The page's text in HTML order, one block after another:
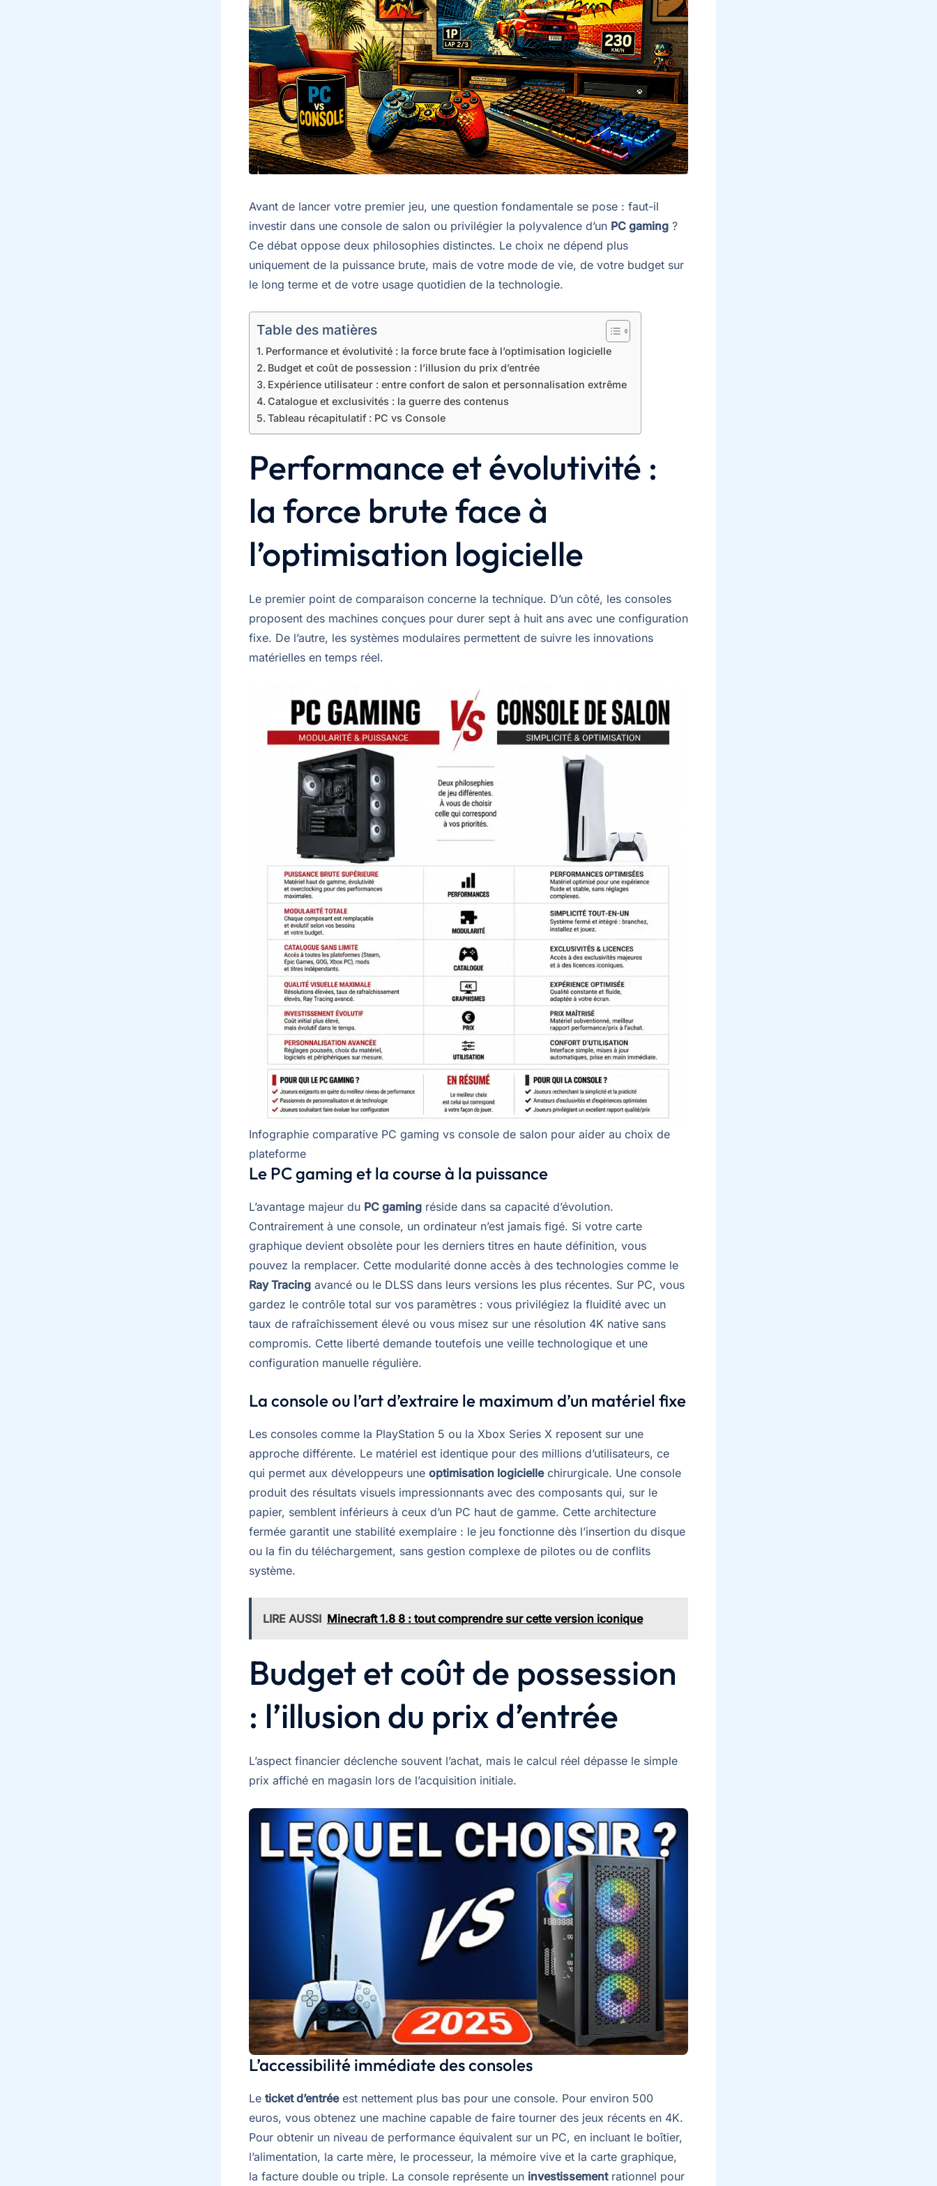
Avant de lancer votre premier jeu, une question fondamentale se pose : faut-il
investir dans une console de salon ou privilégier la polyvalence d’un PC gaming ?
Ce débat oppose deux philosophies distinctes. Le choix ne dépend plus
uniquement de la puissance brute, mais de votre mode de vie, de votre budget sur
le long terme et de votre usage quotidien de la technologie.
Table des matières
Performance et évolutivité : la force brute face à l’optimisation logicielle
Budget et coût de possession : l’illusion du prix d’entrée
Expérience utilisateur : entre confort de salon et personnalisation extrême
Catalogue et exclusivités : la guerre des contenus
Tableau récapitulatif : PC vs Console
Performance et évolutivité :
la force brute face à
l’optimisation logicielle
Le premier point de comparaison concerne la technique. D’un côté, les consoles
proposent des machines conçues pour durer sept à huit ans avec une configuration
fixe. De l’autre, les systèmes modulaires permettent de suivre les innovations
matérielles en temps réel.
Infographie comparative PC gaming vs console de salon pour aider au choix de
plateforme
Le PC gaming et la course à la puissance
L’avantage majeur du PC gaming réside dans sa capacité d’évolution.
Contrairement à une console, un ordinateur n’est jamais figé. Si votre carte
graphique devient obsolète pour les derniers titres en haute définition, vous
pouvez la remplacer. Cette modularité donne accès à des technologies comme le
Ray Tracing avancé ou le DLSS dans leurs versions les plus récentes. Sur PC, vous
gardez le contrôle total sur vos paramètres : vous privilégiez la fluidité avec un
taux de rafraîchissement élevé ou vous misez sur une résolution 4K native sans
compromis. Cette liberté demande toutefois une veille technologique et une
configuration manuelle régulière.
La console ou l’art d’extraire le maximum d’un matériel fixe
Les consoles comme la PlayStation 5 ou la Xbox Series X reposent sur une
approche différente. Le matériel est identique pour des millions d’utilisateurs, ce
qui permet aux développeurs une optimisation logiciellechirurgicale. Une console
produit des résultats visuels impressionnants avec des composants qui, sur le
papier, semblent inférieurs à ceux d’un PC haut de gamme. Cette architecture
fermée garantit une stabilité exemplaire : le jeu fonctionne dès l’insertion du disque
ou la fin du téléchargement, sans gestion complexe de pilotes ou de conflits
système.
LIRE AUSSI Minecraft 1.8 8 : tout comprendre sur cette version iconique
Budget et coût de possession
: l’illusion du prix d’entrée
L’aspect financier déclenche souvent l’achat, mais le calcul réel dépasse le simple
prix affiché en magasin lors de l’acquisition initiale.
L’accessibilité immédiate des consoles
Le ticket d’entréeest nettement plus bas pour une console. Pour environ 500
euros, vous obtenez une machine capable de faire tourner des jeux récents en 4K.
Pour obtenir un niveau de performance équivalent sur un PC, en incluant le boîtier,
l’alimentation, la carte mère, le processeur, la mémoire vive et la carte graphique,
la facture double ou triple. La console représente un investissementrationnel pour